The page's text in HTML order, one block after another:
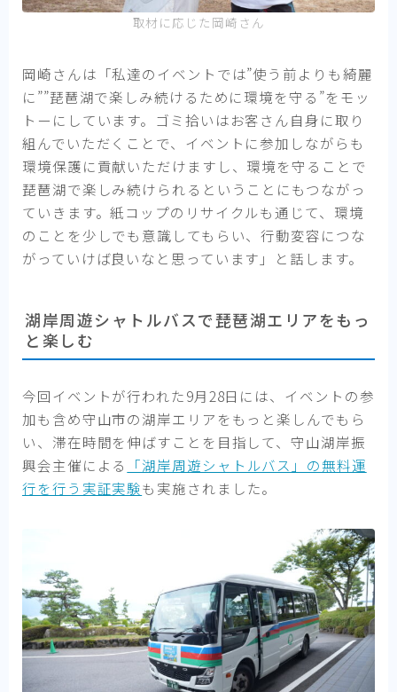
取材に応じた岡崎さん
岡崎さんは「私達のイベントでは”使う前よりも綺麗
に””琵琶湖で楽しみ続けるために環境を守る”をモッ
トーにしています。ゴミ拾いはお客さん自身に取り
組んでいただくことで、イベントに参加しながらも
環境保護に貢献いただけますし、環境を守ることで
琵琶湖で楽しみ続けられるということにもつながっ
ていきます。紙コップのリサイクルも通じて、環境
のことを少しでも意識してもらい、行動変容につな
がっていけば良いなと思っています」と話します。
湖岸周遊シャトルバスで琵琶湖エリアをもっ
と楽しむ
今回イベントが行われた9月28日には、イベントの参
加も含め守山市の湖岸エリアをもっと楽しんでもら
い、滞在時間を伸ばすことを目指して、守山湖岸振
興会主催による
「湖岸周遊シャトルバス」の無料運
行を行う実証実験も実施されました。